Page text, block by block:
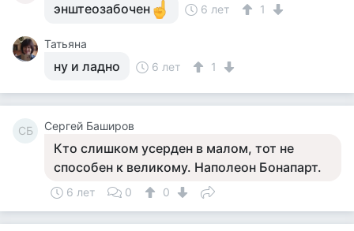
энштеозабочен 6 лет 1
Татьяна
ну и ладно 6 лет 1
СБ Сергей Баширов
Кто слишком усерден в малом, тот не
способен к великому. Наполеон Бонапарт.
6 лет 0 0